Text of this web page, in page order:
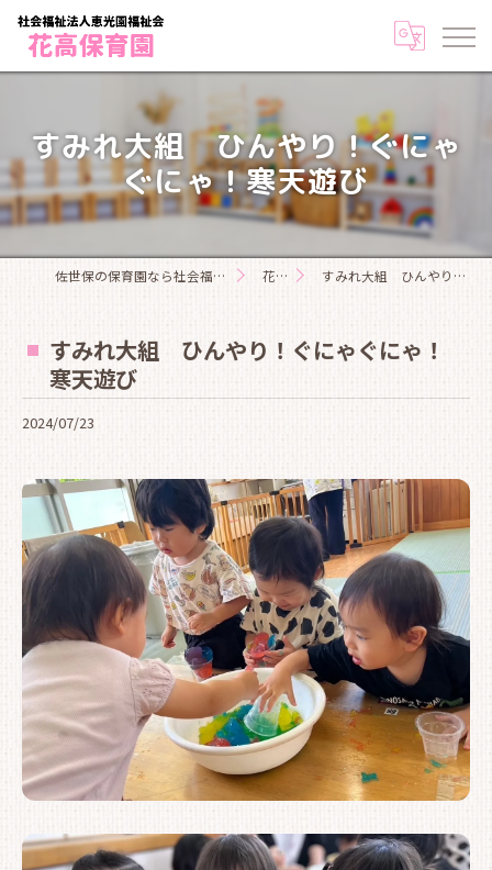
すみれ大組 ひんやり！ぐにゃ
ぐにゃ！寒天遊び
佐世保の保育園なら社会福祉法人恵光園福祉会花高保育園 花高日記 すみれ大組 ひんやり！ぐにゃぐにゃ！寒天遊び
すみれ大組 ひんやり！ぐにゃぐにゃ！
寒天遊び
2024/07/23